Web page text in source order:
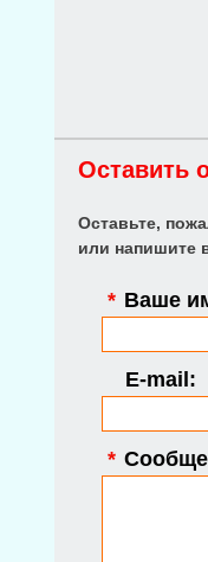
Оставить
Оставьте,
или напишите
* Ваше
E-mail:
*